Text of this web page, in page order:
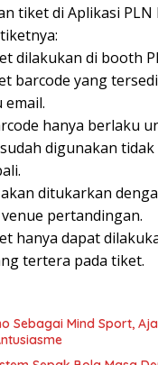
tiket di Aplikasi
dilakukan di booth
barcode yang
email.
hanya berlaku
digunakan
ditukarkan
pertandingan.
hanya dapat
tertera pada tiket.
Sebagai Mind Sport,